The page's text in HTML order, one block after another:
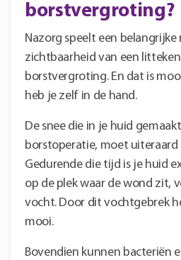
borstvergroting?
Nazorg speelt een belangrijke
zichtbaarheid van een
borstvergroting. En dat is
heb je zelf in de hand.
De snee die in je huid
borstoperatie, moet uiteraard
Gedurende die tijd is je huid
op de plek waar de wond zit,
vocht. Door dit vochtgebrek
mooi.
Bovendien kunnen bacteriën